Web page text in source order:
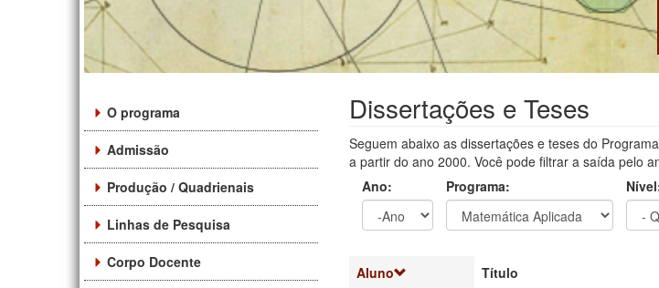
O programa
Admissão
Produção / Quadrienais
Linhas de Pesquisa
Corpo Docente
Dissertações e Teses
Seguem abaixo as dissertações e teses do
a partir do ano 2000. Você pode filtrar a saída pelo
Ano:
Programa:
Aluno Título